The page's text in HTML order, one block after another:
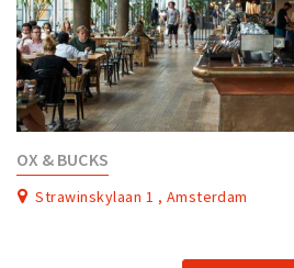
OX & BUCKS
Strawinskylaan 1 , Amsterdam